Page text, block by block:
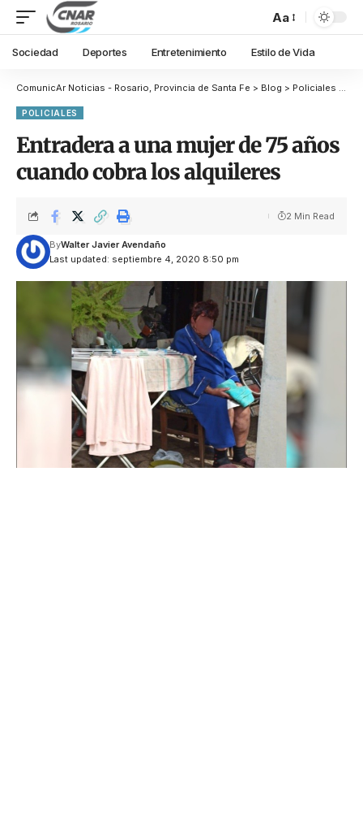
Aa
Sociedad Deportes Entretenimiento Estilo de Vida
ComunicAr Noticias - Rosario, Provincia de Santa Fe > Blog > Policiales
POLICIALES
Entradera a una mujer de 75 años
cuando cobra los alquileres
Last updated: septiembre 4, 2020 8:50 pm
ByWalter Javier Avendaño
2 Min Read